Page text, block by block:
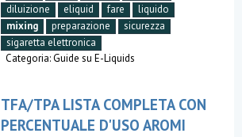
diluizione
eliquid fare
liquido
mixing
preparazione
sicurezza
sigaretta elettronica
Categoria:Guide su E-Liquids
TFA/TPA LISTA COMPLETA CON
PERCENTUALE D'USO AROMI